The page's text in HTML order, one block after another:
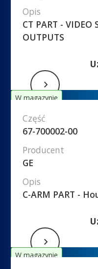
Opis
CT PART - VIDEO
OUTPUTS
W magazynie
Część
67-700002-00
Producent
GE
Opis
C-ARM PART -
W magazynie